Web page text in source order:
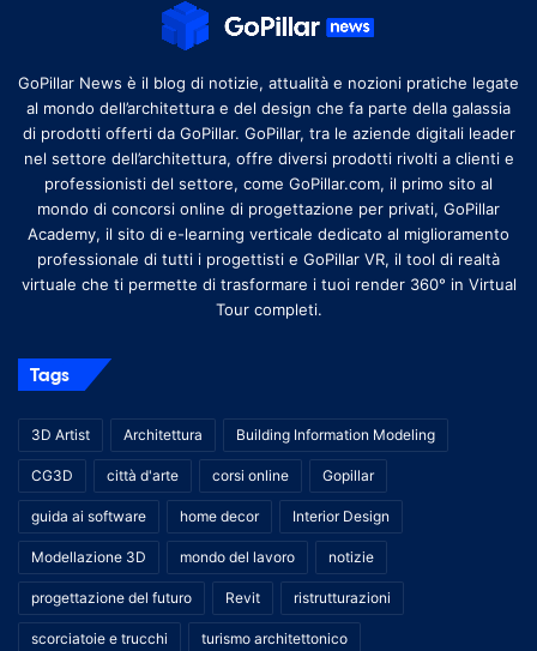
GoPillar News è il blog di notizie, attualità e nozioni pratiche legate
al mondo dell’architettura e del design che fa parte della galassia
di prodotti offerti da GoPillar. GoPillar, tra le aziende digitali leader
nel settore dell’architettura, offre diversi prodotti rivolti a clienti e
professionisti del settore, come GoPillar.com, il primo sito al
mondo di concorsi online di progettazione per privati, GoPillar
Academy, il sito di e-learning verticale dedicato al miglioramento
professionale di tutti i progettisti e GoPillar VR, il tool di realtà
virtuale che ti permette di trasformare i tuoi render 360° in Virtual
Tour completi.
Tags
3D Artist Architettura Building Information Modeling
CG3D città d'arte corsi online Gopillar
guida ai software home decor Interior Design
Modellazione 3D mondo del lavoro notizie
progettazione del futuro Revit ristrutturazioni
scorciatoie e trucchi turismo architettonico